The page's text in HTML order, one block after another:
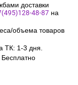
доставки
48-87 на
объема товаров
ТК: 1-3 дня.